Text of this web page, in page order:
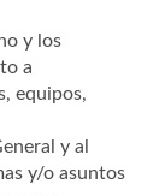
y los
a
equipos,
y al
y/o asuntos